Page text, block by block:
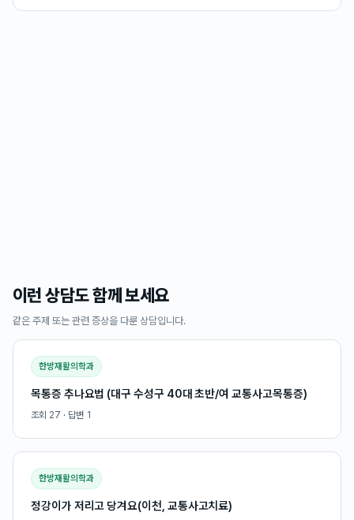
이런 상담도 함께 보세요
같은 주제 또는 관련 증상을 다룬 상담입니다.
한방재활의학과
목통증 추나요법 (대구 수성구 40대 초반/여 교통사고목통증)
조회 27 · 답변 1
한방재활의학과
정강이가 저리고 당겨요(이천, 교통사고치료)